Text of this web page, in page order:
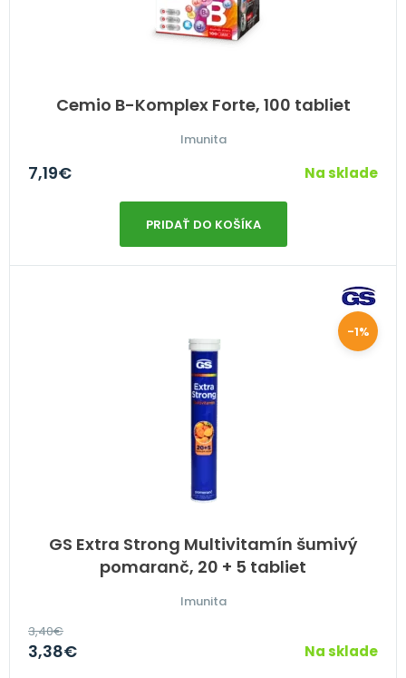
Cemio B-Komplex Forte, 100 tabliet
Imunita
7,19€ Na sklade
PRIDAŤ DO KOŠÍKA
GS Extra Strong Multivitamín šumivý
pomaranč, 20 + 5 tabliet
Imunita
-1%
3,40€
3,38€ Na sklade